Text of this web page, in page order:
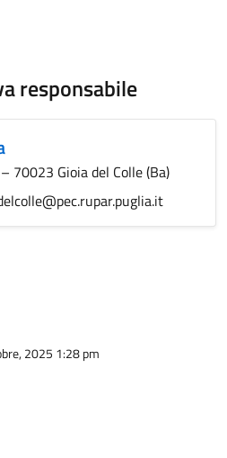
responsabile
70023 Gioia del Colle (Ba)
2025 1:28 pm